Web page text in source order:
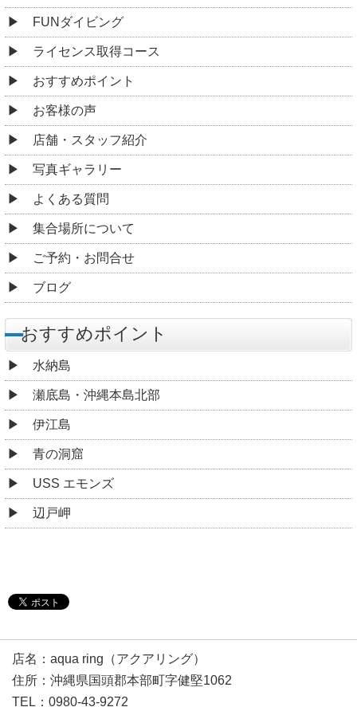
FUNダイビング
ライセンス取得コース
おすすめポイント
お客様の声
店舗・スタッフ紹介
写真ギャラリー
よくある質問
集合場所について
ご予約・お問合せ
ブログ
おすすめポイント
水納島
瀬底島・沖縄本島北部
伊江島
青の洞窟
USS エモンズ
辺戸岬
店名：aqua ring（アクアリング）
住所：沖縄県国頭郡本部町字健堅1062
TEL：0980-43-9272